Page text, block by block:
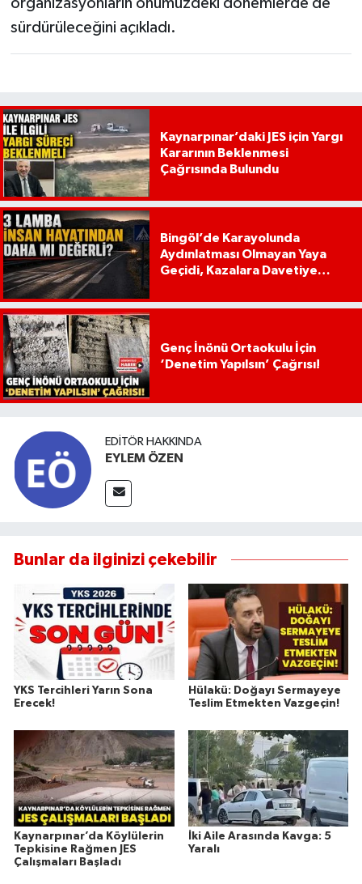
sürdürüleceğini açıkladı.
Kaynarpınar’daki JES için Yargı
Kararının Beklenmesi
Çağrısında Bulundu
Bingöl’de Karayolunda
Aydınlatması Olmayan Yaya
Geçidi, Kazalara Davetiye
Genç İnönü Ortaokulu İçin
‘Denetim Yapılsın’ Çağrısı!
EDITÖR HAKKINDA
EYLEM ÖZEN
Bunlar da ilginizi çekebilir
YKS Tercihleri Yarın Sona
Erecek!
Hülakü: Doğayı Sermayeye
Teslim Etmekten Vazgeçin!
Kaynarpınar’da Köylülerin
Tepkisine Rağmen JES
Çalışmaları Başladı
İki Aile Arasında Kavga: 5
Yaralı